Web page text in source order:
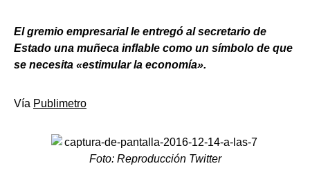
El gremio empresarial le entregó al secretario de
Estado una muñeca inflable como un símbolo de que
se necesita «estimular la economía».
Vía Publimetro
Foto: Reproducción Twitter